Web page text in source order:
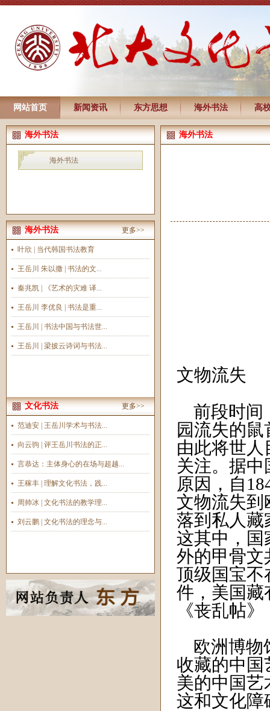
网站首页 新闻资讯 东方思想 海外书法 高
海外书法
海外书法
海外书法 更多>>
叶欣 | 当代韩国书法教育
王岳川 朱以撒 | 书法的文...
秦兆凯 | 《艺术的灾难 译...
王岳川 李优良 | 书法是重...
王岳川 | 书法中国与书法世...
王岳川 | 梁披云诗词与书法...
文化书法 更多>>
范迪安 | 王岳川学术与书法...
向云驹 | 评王岳川书法的正...
言恭达：主体身心的在场与超越...
王稼丰 | 理解文化书法，践...
周帅冰 | 文化书法的教学理...
刘云鹏 | 文化书法的理念与...
海外书法
文物流失
前段时间
园流失的
由此将世
关注。据
原因，自
文物流失到
落到私人藏
这其中，国
外的甲骨文
顶级国宝不
件，美国藏
《丧乱帖
欧洲博物
收藏的中国
美的中国艺
这和文化障